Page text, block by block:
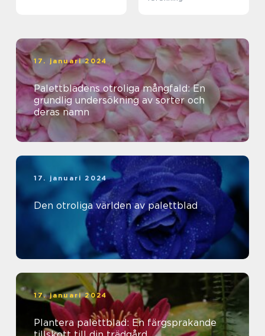
17. januari 2024
Palettbladens otroliga mångfald: En
grundlig undersökning av sorter och
deras namn
17. januari 2024
Den otroliga världen av palettblad
17. januari 2024
Plantera palettblad: En färgsprakande